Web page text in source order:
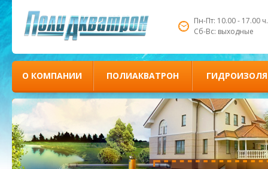
Пн-Пт: 10.00 - 17.00 ч.
Сб-Вс: выходные
О КОМПАНИИ ПОЛИАКВАТРОН